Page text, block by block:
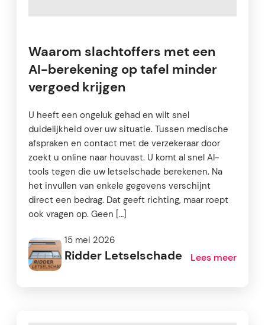
Waarom slachtoffers met een
AI-berekening op tafel minder
vergoed krijgen
U heeft een ongeluk gehad en wilt snel
duidelijkheid over uw situatie. Tussen medische
afspraken en contact met de verzekeraar door
zoekt u online naar houvast. U komt al snel AI-
tools tegen die uw letselschade berekenen. Na
het invullen van enkele gegevens verschijnt
direct een bedrag. Dat geeft richting, maar roept
ook vragen op. Geen […]
15 mei 2026
Ridder Letselschade Lees meer